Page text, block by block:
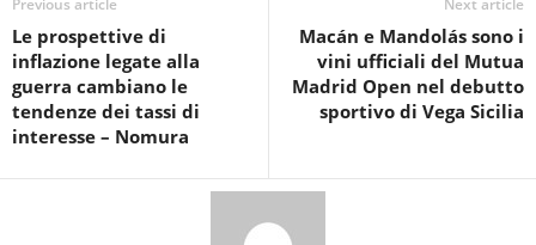
Previous article
Le prospettive di
inflazione legate alla
guerra cambiano le
tendenze dei tassi di
interesse – Nomura
Next article
Macán e Mandolás sono i
vini ufficiali del Mutua
Madrid Open nel debutto
sportivo di Vega Sicilia